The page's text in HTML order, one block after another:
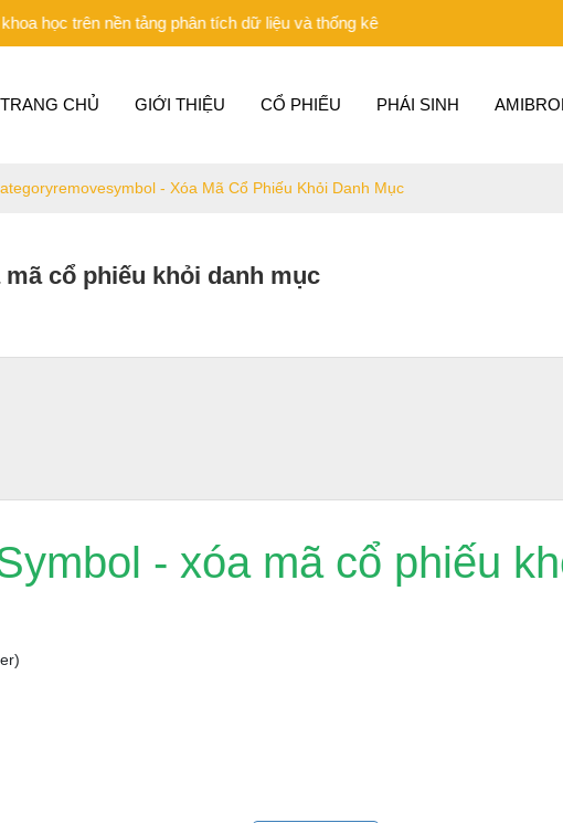
nền tảng phân tích dữ liệu và thống kê
TRANG CHỦ GIỚI THIỆU CỔ PHIẾU PHÁI SINH
- Xóa Mã Cổ Phiếu Khỏi Danh Mục
cổ phiếu khỏi danh mục
- xóa mã cổ phiếu